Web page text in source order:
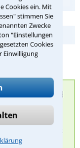
Cookies ein. Mit
stimmen Sie
Zwecke
"Einstellungen
Cookies
Einwilligung
Anschließend
bei
einen Anwalt